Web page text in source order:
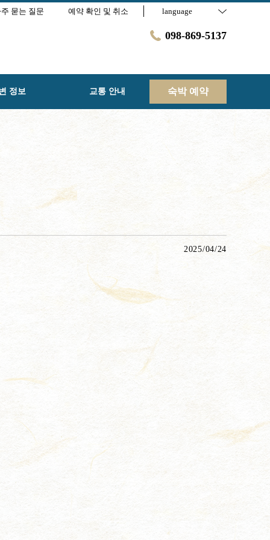
묻는 질문 예약 확인 및 취소 language
098-869-5137
정보 교통 안내 숙박 예약
2025/04/24